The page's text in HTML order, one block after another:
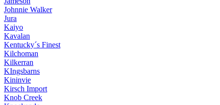
Johnnie Walker
Jura
Kaiyo
Kavalan
Kentucky´s Finest
Kilchoman
Kilkerran
KIngsbarns
Kininvie
Kirsch Import
Knob Creek